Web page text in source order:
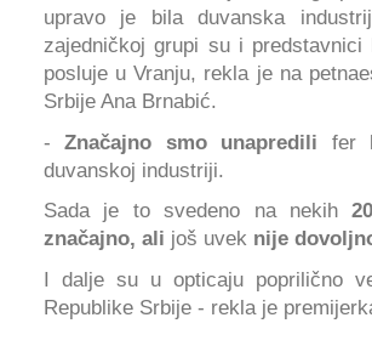
upravo je bila duvanska
zajedničkoj grupi su i predstavnici
posluje u Vranju, rekla je na
Srbije Ana Brnabić.
-Značajno smo unapredili fer
duvanskoj industriji.
Sada je to svedeno na nekih
značajno, ali još uvek nije
I dalje su u opticaju poprilično
Republike Srbije - rekla je